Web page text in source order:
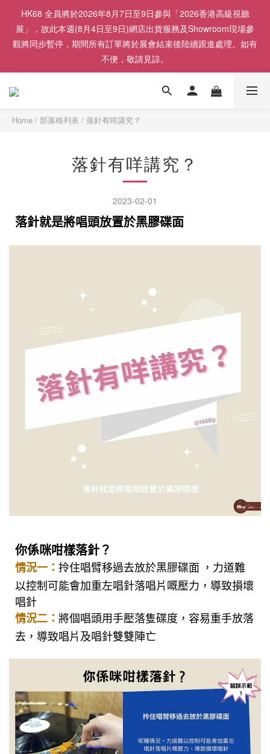
HK68 全員將於2026年8月7日至9日參與「2026香港高級視聽
展」，故此本週(8月4日至9日)網店出貨服務及Showroom現場參
觀將同步暫停，期間所有訂單將於展會結束後陸續跟進處理。如有
不便，敬請見諒。
Home / 部落格列表 / 落針有咩講究？
落針有咩講究？
2023-02-01
落針就是將唱頭放置於黑膠碟面
你係咪咁樣落針？
情況一 ： 拎住唱臂移過去放於黑膠碟面
，力道難
以控制可能會加重左唱針落唱片嘅壓力，導致損壞
唱針
情況二 ： 將個唱頭用手壓落隻碟度 ，容易重手放落
去，導致唱片及唱針雙雙陣亡